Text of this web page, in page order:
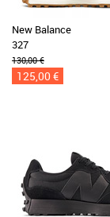
New Balance
327
130,00 €
125,00 €